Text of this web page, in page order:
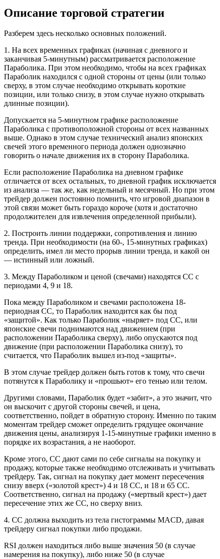
Описание торговой стратегии
Разберем здесь несколько основных положений.
1. На всех временных графиках (начиная с дневного и
заканчивая 5-минутным) рассматривается расположение
Параболика. При этом необходимо, чтобы на всех графиках
Параболик находился с одной стороны от цены (или только
сверху, в этом случае необходимо открывать короткие
позиции, или только снизу, в этом случае нужно открывать
длинные позиции).
Допускается на 5-минутном графике расположение
Параболика с противоположной стороны от всех названных
выше. Однако в этом случае технический анализ японских
свечей этого временного периода должен однозначно
говорить о начале движения их в сторону Параболика.
Если расположение Параболика на дневном графике
отличается от всех остальных, то дневной график исключается
из анализа — так же, как недельный и месячный. Но при этом
трейдер должен постоянно помнить, что игровой диапазон в
этой связи может быть гораздо короче (хотя и достаточно
продолжителен для извлечения определенной прибыли).
2. Построить линии поддержки, сопротивления и линию
тренда. При необходимости (на 60-, 15-минутных графиках)
определить, имел ли место прорыв линии тренда, и какой он
— истинный или ложный.
3. Между Параболиком и ценой (свечами) находятся СС с
периодами 4, 9 и 18.
Пока между Параболиком и свечами расположена 18-
периодная СС, то Параболик находится как бы под
«защитой». Как только Параболик «ныряет» под СС, или
японские свечи поднимаются над движением (при
расположении Параболика сверху), либо опускаются под
движение (при расположении Параболика снизу), то
считается, что Параболик вышел из-под «защиты».
В этом случае трейдер должен быть готов к тому, что свечи
потянутся к Параболику и «прошьют» его тенью или телом.
Другими словами, Параболик будет «забит», а это значит, что
он выскочит с другой стороны свечей, и цена,
соответственно, пойдет в обратную сторону. Именно по таким
моментам трейдер сможет определить грядущее окончание
движения цены, анализируя 1-15-минутные графики именно в
порядке их возрастания, а не наоборот.
Кроме этого, СС дают сами по себе сигналы на покупку и
продажу, которые также необходимо отслеживать и учитывать
трейдеру. Так, сигнал на покупку дает момент пересечения
снизу вверх («золотой крест») 4 и 18 СС, и 18 и 65 СС.
Соответственно, сигнал на продажу («мертвый крест») дает
пересечение этих же СС, но сверху вниз.
4. СС должна выходить из тела гистограммы MACD, давая
трейдеру сигнал покупки либо продажи.
RSI должен находиться либо выше значения 50 (в случае
намерения на покупку), либо ниже 50 (в случае